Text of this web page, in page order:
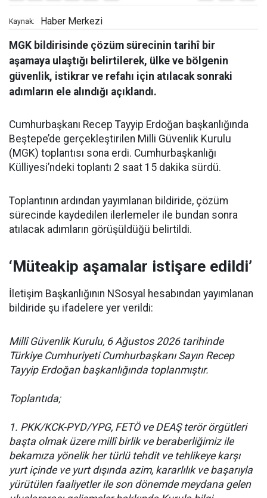
Kaynak: Haber Merkezi
MGK bildirisinde çözüm sürecinin tarihî bir
aşamaya ulaştığı belirtilerek, ülke ve bölgenin
güvenlik, istikrar ve refahı için atılacak sonraki
adımların ele alındığı açıklandı.
Cumhurbaşkanı Recep Tayyip Erdoğan başkanlığında
Beştepe’de gerçekleştirilen Milli Güvenlik Kurulu
(MGK) toplantısı sona erdi. Cumhurbaşkanlığı
Külliyesi’ndeki toplantı 2 saat 15 dakika sürdü.
Toplantının ardından yayımlanan bildiride, çözüm
sürecinde kaydedilen ilerlemeler ile bundan sonra
atılacak adımların görüşüldüğü belirtildi.
‘Müteakip aşamalar istişare edildi’
İletişim Başkanlığının NSosyal hesabından yayımlanan
bildiride şu ifadelere yer verildi:
Millî Güvenlik Kurulu, 6 Ağustos 2026 tarihinde
Türkiye Cumhuriyeti Cumhurbaşkanı Sayın Recep
Tayyip Erdoğan başkanlığında toplanmıştır.
Toplantıda;
1. PKK/KCK-PYD/YPG, FETÖ ve DEAŞ terör örgütleri
başta olmak üzere millî birlik ve beraberliğimiz ile
bekamıza yönelik her türlü tehdit ve tehlikeye karşı
yurt içinde ve yurt dışında azim, kararlılık ve başarıyla
yürütülen faaliyetler ile son dönemde meydana gelen